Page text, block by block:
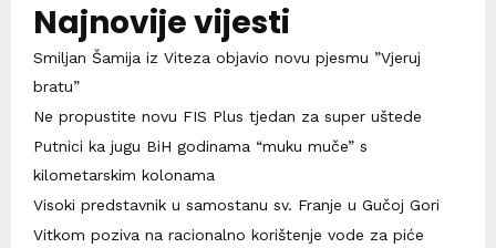
Najnovije vijesti
Smiljan Šamija iz Viteza objavio novu pjesmu ”Vjeruj
bratu”
Ne propustite novu FIS Plus tjedan za super uštede
Putnici ka jugu BiH godinama “muku muče” s
kilometarskim kolonama
Visoki predstavnik u samostanu sv. Franje u Gučoj Gori
Vitkom poziva na racionalno korištenje vode za piće